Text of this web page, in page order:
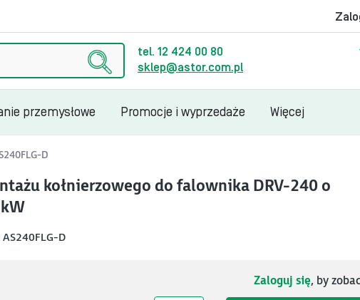
tel. 12 424 00 80
sklep@astor.com.pl
przemysłowe Promocje i wyprzedaże Więcej
D
kołnierzowego do falownika DRV-240 o
AS240FLG-D
Zaloguj się, by